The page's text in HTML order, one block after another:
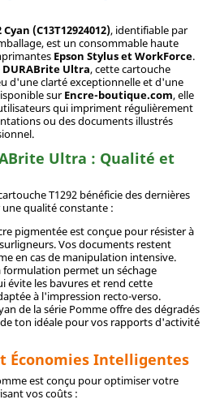
Cyan (C13T12924012), identifiable par
est un consommable haute
Epson Stylus et WorkForce.
DURABrite Ultra, cette cartouche
d'une clarté exceptionnelle et d'une
surEncre-boutique.com, elle
qui impriment régulièrement
ou des documents illustrés
Ultra : Qualité et
T1292 bénéficie des dernières
qualité constante :
pigmentée est conçue pour résister à
Vos documents restent
en cas de manipulation intensive.
formulation permet un séchage
évite les bavures et rend cette
à l'impression recto-verso.
de la série Pomme offre des dégradés
ton idéale pour vos rapports d'activité
Économies Intelligentes
est conçu pour optimiser votre
vos coûts :